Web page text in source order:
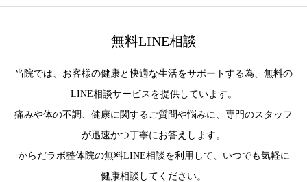
無料LINE相談
当院では、お客様の健康と快適な生活をサポートする為、無料の
LINE相談サービスを提供しています。
痛みや体の不調、健康に関するご質問や悩みに、専門のスタッフ
が迅速かつ丁寧にお答えします。
からだラボ整体院の無料LINE相談を利用して、いつでも気軽に
健康相談してください。